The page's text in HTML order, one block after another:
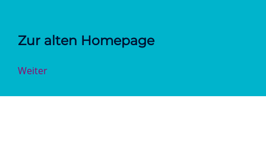
Zur alten Homepage
Weiter